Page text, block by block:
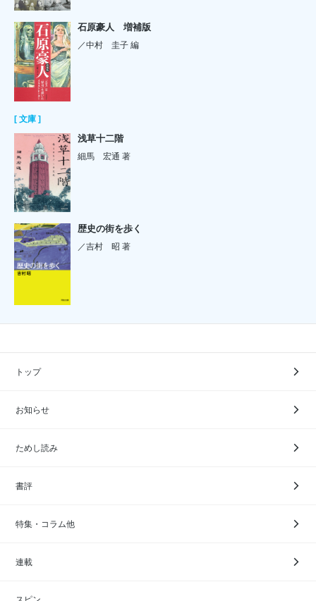
石原豪人 増補版
／中村 圭子 編
[ 文庫 ]
浅草十二階
細馬 宏通 著
歴史の街を歩く
／吉村 昭 著
トップ
お知らせ
ためし読み
書評
特集・コラム他
連載